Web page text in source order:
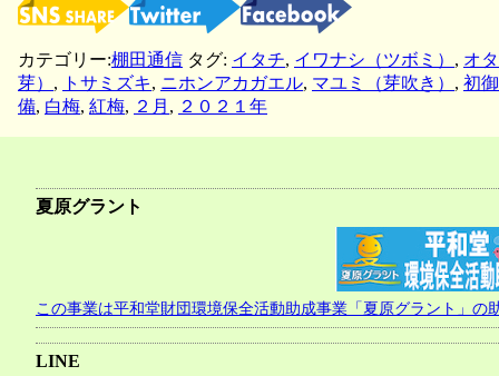
カテゴリー:棚田通信 タグ: イタチ, イワナシ（ツボミ） , オ
芽） , トサミズキ, ニホンアカガエル, マユミ（芽吹き） , 初
備, 白梅, 紅梅, ２月 , ２０２１年
夏原グラント
この事業は平和堂財団環境保全活動助成事業「夏原グラント」の
LINE